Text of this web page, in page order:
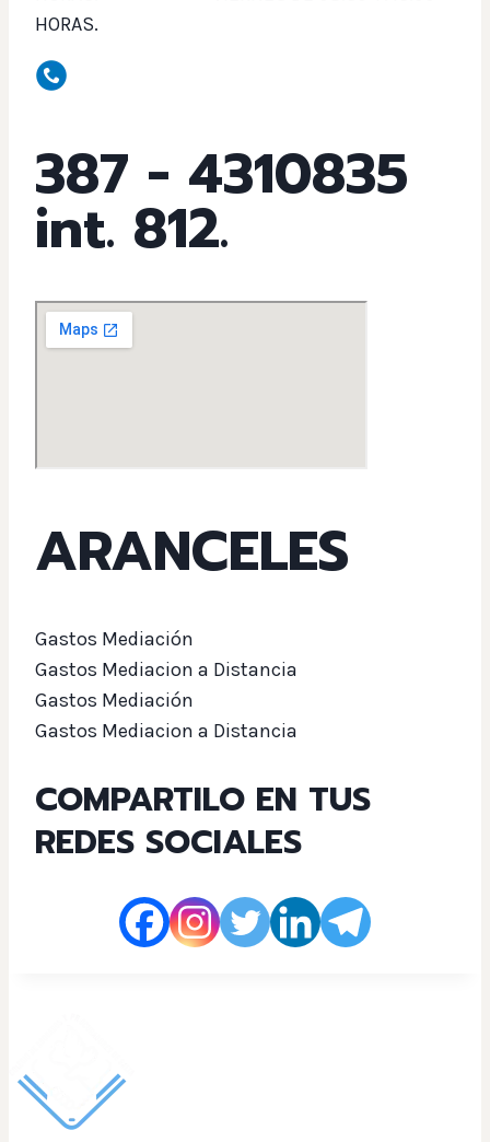
HORAS.
387 - 4310835
int. 812.
ARANCELES
Gastos Mediación
Gastos Mediacion a Distancia
Gastos Mediación
Gastos Mediacion a Distancia
COMPARTILO EN TUS
REDES SOCIALES